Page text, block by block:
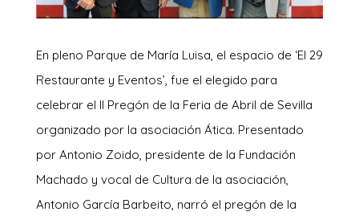
En pleno Parque de María Luisa, el espacio de ‘El 29
Restaurante y Eventos’, fue el elegido para
celebrar el II Pregón de la Feria de Abril de Sevilla
organizado por la asociación Ática. Presentado
por Antonio Zoido, presidente de la Fundación
Machado y vocal de Cultura de la asociación,
Antonio García Barbeito, narró el pregón de la